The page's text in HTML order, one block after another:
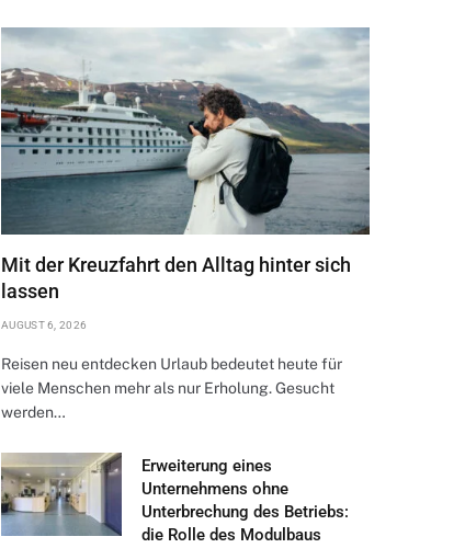
Mit der Kreuzfahrt den Alltag hinter sich
lassen
AUGUST 6, 2026
Reisen neu entdecken Urlaub bedeutet heute für
viele Menschen mehr als nur Erholung. Gesucht
werden…
Erweiterung eines
Unternehmens ohne
Unterbrechung des Betriebs:
die Rolle des Modulbaus